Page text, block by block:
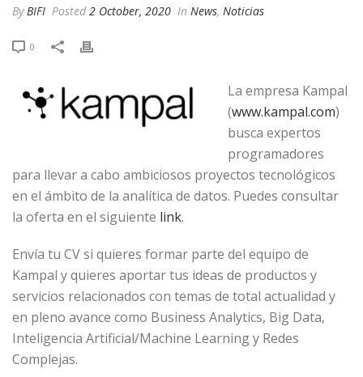
ByBIFI Posted 2 October, 2020 In News, Noticias
0
La empresa Kampal
(www.kampal.com)
busca expertos
programadores
para llevar a cabo ambiciosos proyectos tecnológicos
en el ámbito de la analítica de datos. Puedes consultar
la oferta en el siguiente link.
Envía tu CV si quieres formar parte del equipo de
Kampal y quieres aportar tus ideas de productos y
servicios relacionados con temas de total actualidad y
en pleno avance como Business Analytics, Big Data,
Inteligencia Artificial/Machine Learning y Redes
Complejas.